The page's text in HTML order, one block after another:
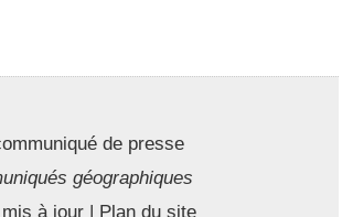
de presse
géographiques
à jour | Plan du site